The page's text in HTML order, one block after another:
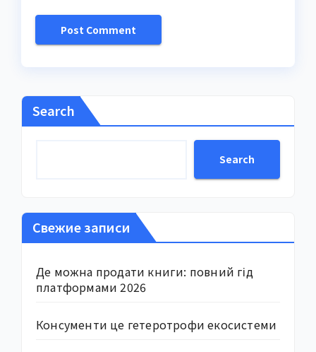
Search
Search
Свежие записи
Де можна продати книги: повний гід
платформами 2026
Консументи це гетеротрофи екосистеми